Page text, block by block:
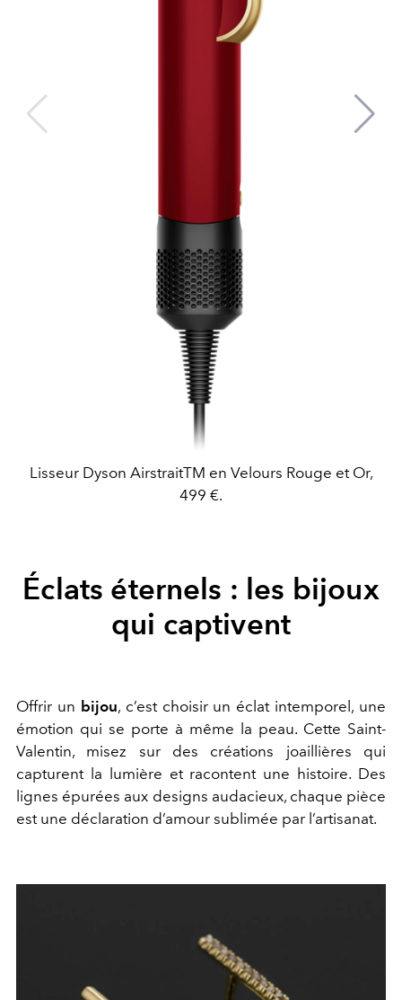
Lisseur Dyson AirstraitTM en Velours Rouge et Or,
499 €.
Éclats éternels : les bijoux
qui captivent
Offrir un bijou, c’est choisir un éclat intemporel, une
émotion qui se porte à même la peau. Cette Saint-
Valentin, misez sur des créations joaillières qui
capturent la lumière et racontent une histoire. Des
lignes épurées aux designs audacieux, chaque pièce
est une déclaration d’amour sublimée par l’artisanat.